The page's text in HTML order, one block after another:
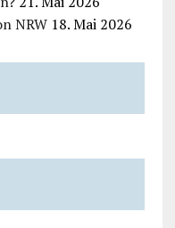
NRW 18. Mai 2026